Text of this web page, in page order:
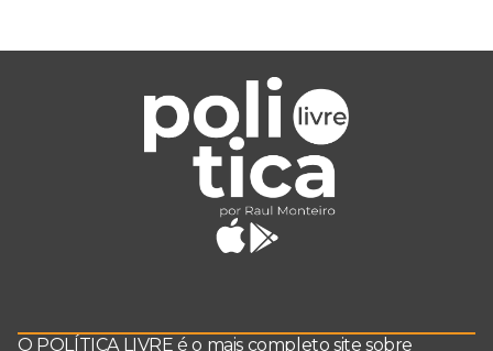
O POLÍTICA LIVRE é o mais completo site sobre